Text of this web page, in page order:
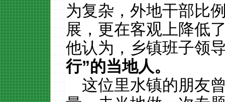
为复杂，外地干部比
展，更在客观上降低
他认为，乡镇班子领
行”的当地人。
这位里水镇的朋友